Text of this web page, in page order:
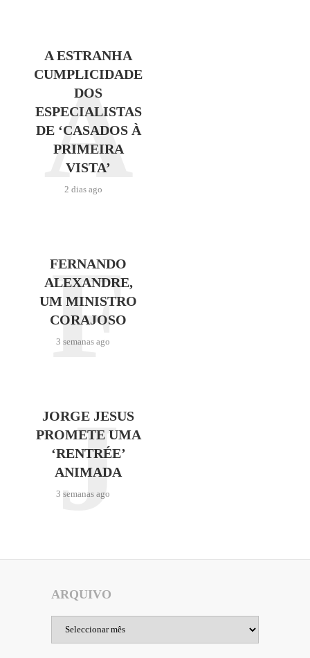
A ESTRANHA
CUMPLICIDADE
DOS
ESPECIALISTAS
DE ‘CASADOS À
PRIMEIRA
VISTA’
2 dias ago
A
FERNANDO
ALEXANDRE,
UM MINISTRO
CORAJOSO
3 semanas ago
F
JORGE JESUS
PROMETE UMA
‘RENTRÉE’
ANIMADA
3 semanas ago
J
ARQUIVO